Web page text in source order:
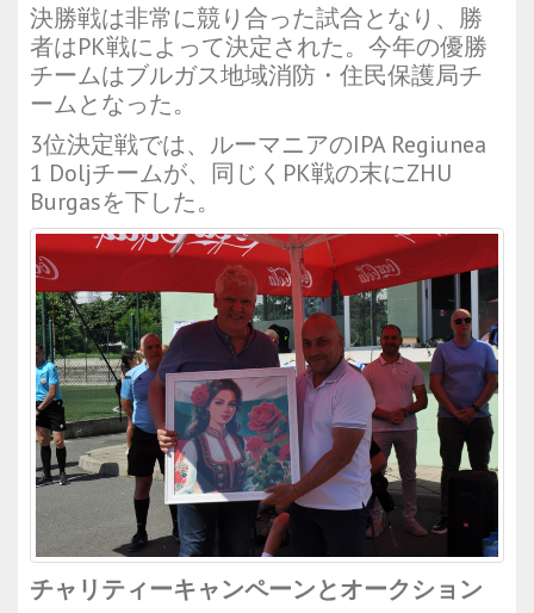
決勝戦は非常に競り合った試合となり、勝
者はPK戦によって決定された。今年の優勝
チームはブルガス地域消防・住民保護局チ
ームとなった。
3位決定戦では、ルーマニアのIPA Regiunea
1 Doljチームが、同じくPK戦の末にZHU
Burgasを下した。
チャリティーキャンペーンとオークション